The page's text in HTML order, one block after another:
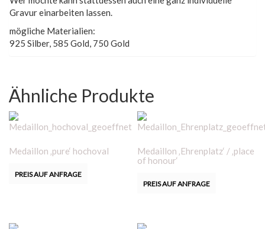
Gravur einarbeiten lassen.
mögliche Materialien:
925 Silber, 585 Gold, 750 Gold
Ähnliche Produkte
Medaillon ‚pure‘ hochoval
PREIS AUF ANFRAGE
Medaillon ‚Ehrenplatz‘ / ‚place
of honour‘
PREIS AUF ANFRAGE